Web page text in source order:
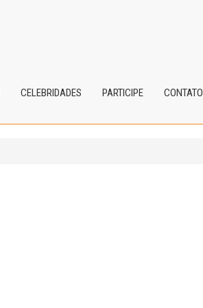
CELEBRIDADES PARTICIPE CONTATO